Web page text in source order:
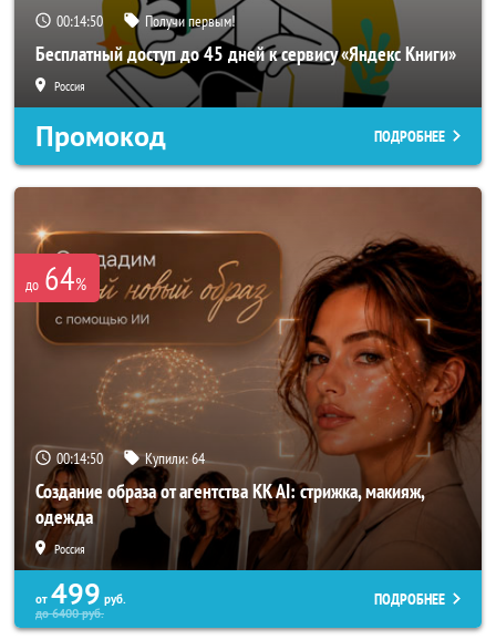
00:14:48 Получи первым!
Бесплатный доступ до 45 дней к сервису «Яндекс Книги»
Россия
Промокод ПОДРОБНЕЕ
до 64%
00:14:48 Купили:64
Создание образа от агентства KK AI: стрижка, макияж,
одежда
Россия
от 499 руб.
до6400руб.
ПОДРОБНЕЕ